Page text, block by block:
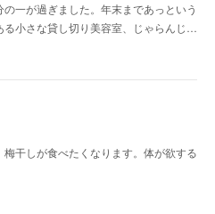
一が過ぎました。年末まであっという
小さな貸し切り美容室、じゃらんじ…
干しが食べたくなります。体が欲する